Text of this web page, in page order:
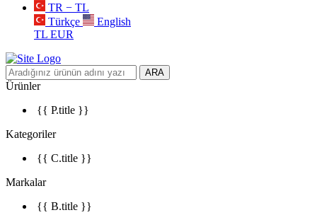
TR − TL
Türkçe
English
TL EUR
ARA
Ürünler
{{ P.title }}
Kategoriler
{{ C.title }}
Markalar
{{ B.title }}